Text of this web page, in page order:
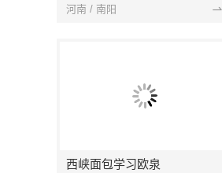
河南 / 南阳
西峡面包学习欧泉